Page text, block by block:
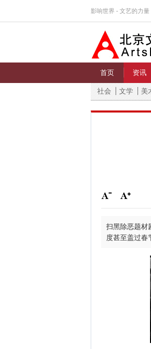
影响世界 - 文艺的力量
首页 资讯
社会
文学 美
扫黑除恶题材
度甚至盖过春